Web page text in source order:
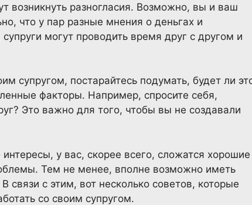
возникнуть разногласия. Возможно, вы и ваш
что у пар разные мнения о деньгах и
могут проводить время друг с другом и
супругом, постарайтесь подумать, будет ли
факторы. Например, спросите себя,
Это важно для того, чтобы вы не создавали
у вас, скорее всего, сложатся хорошие
Тем не менее, вполне возможно иметь
с этим, вот несколько советов, которые
со своим супругом.